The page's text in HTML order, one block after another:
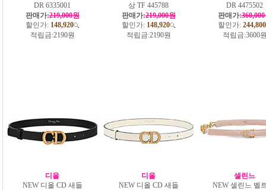
DR 6335001
판매가:219,000원
할인가: 148,920
적립금:2190원
상 TF 445788
판매가:219,000원
할인가: 148,920
적립금:2190원
DR 4475502
판매가:
할인가: 244,800
적립금:3600
디올
NEW 디올 CD 새들
디올
NEW 디올 CD 새들
셀린느
NEW 셀린느 벨